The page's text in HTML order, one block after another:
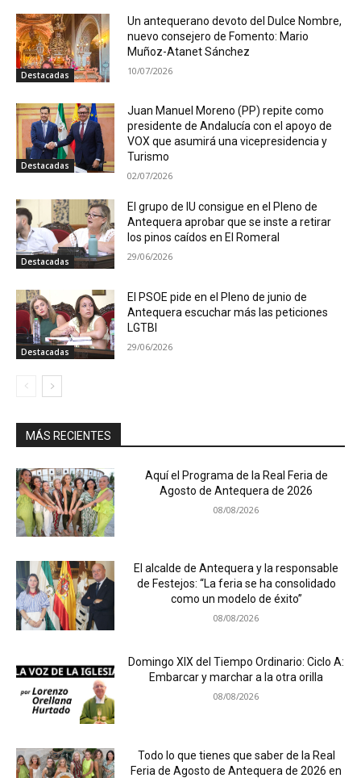
Destacadas
Un antequerano devoto del Dulce Nombre,
nuevo consejero de Fomento: Mario
Muñoz-Atanet Sánchez
10/07/2026
Destacadas
Juan Manuel Moreno (PP) repite como
presidente de Andalucía con el apoyo de
VOX que asumirá una vicepresidencia y
Turismo
02/07/2026
Destacadas
El grupo de IU consigue en el Pleno de
Antequera aprobar que se inste a retirar
los pinos caídos en El Romeral
29/06/2026
Destacadas
El PSOE pide en el Pleno de junio de
Antequera escuchar más las peticiones
LGTBI
29/06/2026
MÁS RECIENTES
Aquí el Programa de la Real Feria de
Agosto de Antequera de 2026
08/08/2026
El alcalde de Antequera y la responsable
de Festejos: “La feria se ha consolidado
como un modelo de éxito”
08/08/2026
Domingo XIX del Tiempo Ordinario: Ciclo A:
Embarcar y marchar a la otra orilla
08/08/2026
Todo lo que tienes que saber de la Real
Feria de Agosto de Antequera de 2026 en